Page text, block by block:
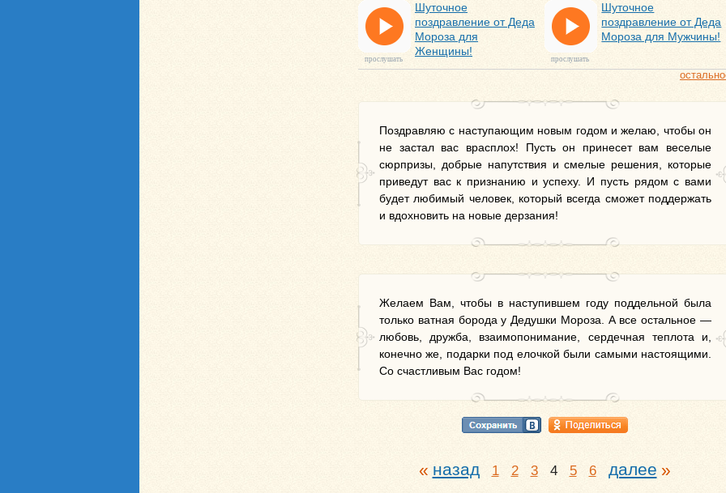
Шуточное
поздравление от Деда
Мороза для
Женщины!
прослушать
Шуточное
поздравление от Деда
Мороза для Мужчины!
прослушать
Поздравляю с наступающим новым годом и желаю, чтобы он
не застал вас врасплох! Пусть он принесет вам веселые
сюрпризы, добрые напутствия и смелые решения, которые
приведут вас к признанию и успеху. И пусть рядом с вами
будет любимый человек, который всегда сможет поддержать
и вдохновить на новые дерзания!
Желаем Вам, чтобы в наступившем году поддельной была
только ватная борода у Дедушки Мороза. А все остальное —
любовь, дружба, взаимопонимание, сердечная теплота и,
конечно же, подарки под елочкой были самыми настоящими.
Со счастливым Вас годом!
назад 1 2 3 4 5 6 далее